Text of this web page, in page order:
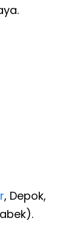
, Depok,